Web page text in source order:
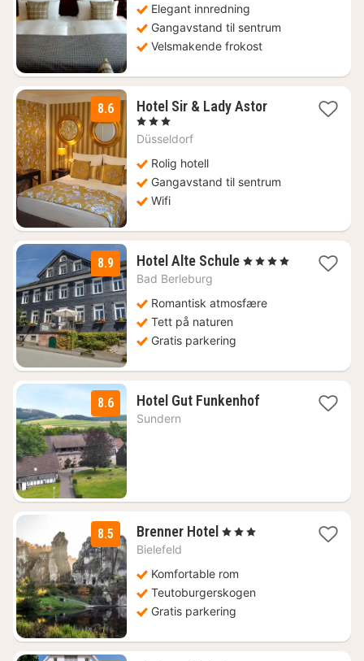
761
kr.
Elegant innredning
Gangavstand til sentrum
Velsmakende frokost
8.6 Hotel Sir & Lady Astor1
, 3 Stjerner
Düsseldorf
Rolig hotell
Gangavstand til sentrum
Wifi
8.9 Hotel Alte Schule2
761
, 4 Stjerner
Bad Berleburg
Romantisk atmosfære
Tett på naturen
Gratis parkering
8.6 Hotel Gut Funkenhof1
Sundern
8.5 Brenner Hotel 2
816
kr.
, 3 Stjerner
Bielefeld
Komfortable rom
Teutoburgerskogen
Gratis parkering